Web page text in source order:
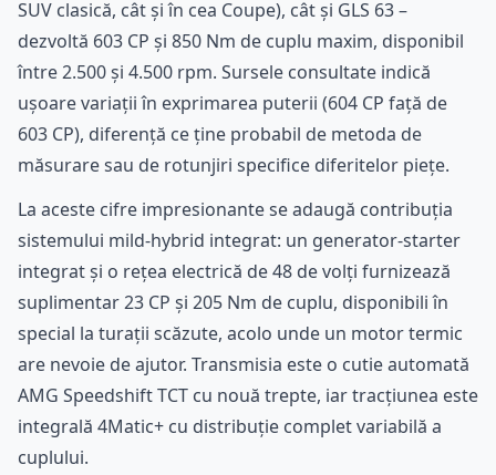
SUV clasică, cât și în cea Coupe), cât și GLS 63 –
dezvoltă 603 CP și 850 Nm de cuplu maxim, disponibil
între 2.500 și 4.500 rpm. Sursele consultate indică
ușoare variații în exprimarea puterii (604 CP față de
603 CP), diferență ce ține probabil de metoda de
măsurare sau de rotunjiri specifice diferitelor piețe.
La aceste cifre impresionante se adaugă contribuția
sistemului mild-hybrid integrat: un generator-starter
integrat și o rețea electrică de 48 de volți furnizează
suplimentar 23 CP și 205 Nm de cuplu, disponibili în
special la turații scăzute, acolo unde un motor termic
are nevoie de ajutor. Transmisia este o cutie automată
AMG Speedshift TCT cu nouă trepte, iar tracțiunea este
integrală 4Matic+ cu distribuție complet variabilă a
cuplului.